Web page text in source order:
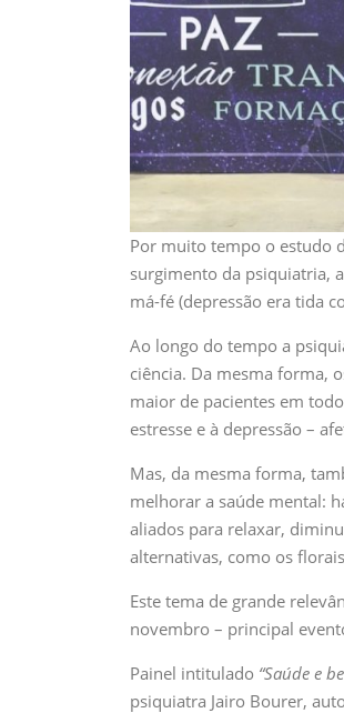
Por muito tempo o estudo
surgimento da psiquiatria,
má-fé (depressão era tida
Ao longo do tempo a
ciência. Da mesma forma,
maior de pacientes em
estresse e à depressão –
Mas, da mesma forma,
melhorar a saúde mental:
aliados para relaxar,
alternativas, como os
Este tema de grande
novembro – principal
Painel intitulado “Saúde e
psiquiatra Jairo Bourer,